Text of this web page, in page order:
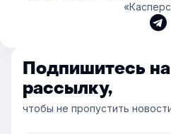
Подпишитесь
рассылку,
чтобы не пропустить